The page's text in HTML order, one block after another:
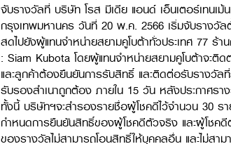
จับรางวัลที่ บริษัท โรส มีเดีย แอนด์ เอ็นเตอร์เทน
กรุงเทพมหานคร วันที่ 20 พ.ค. 2566 เริ่มจับรางวัล
สดไปยังผู้แทนจำหน่ายสยามคูโบต้าทั่วประเทศ 77
: Siam Kubota โดยผู้แทนจำหน่ายสยามคูโบต้าจะติ
และลูกค้าต้องยืนยันการรับสิทธิ์ และติดต่อรับรางวั
รับรองสำเนาถูกต้อง ภายใน 15 วัน หลังประกาศร
ทั้งนี้ บริษัทฯจะสำรองรายชื่อผู้โชคดีไว้จำนวน 30 ร
กำหนดการยืนยันสิทธิ์ของผู้โชคดีตัวจริง และผู้โชคดี
ของรางวัลไม่สามารถโอนสิทธิ์ให้บุคคลอื่น และไม่ส